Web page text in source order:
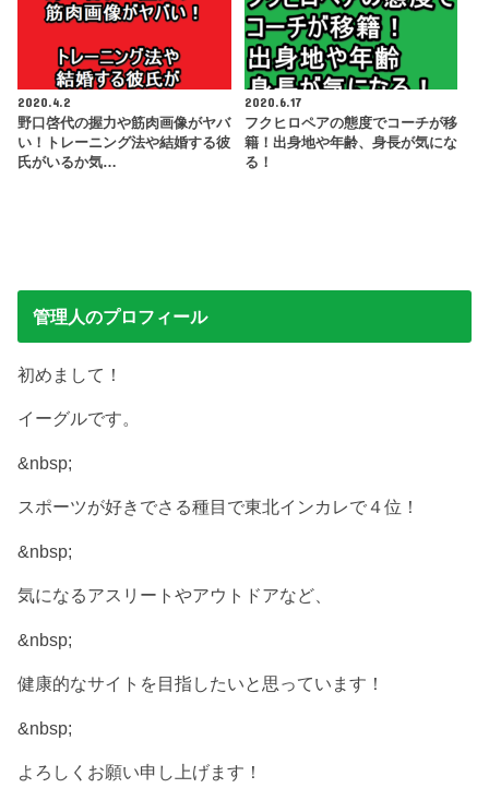
2020.4.2
野口啓代の握力や筋肉画像がヤバ
い！トレーニング法や結婚する彼
氏がいるか気…
2020.6.17
フクヒロペアの態度でコーチが移
籍！出身地や年齢、身長が気にな
る！
管理人のプロフィール
初めまして！
イーグルです。
&nbsp;
スポーツが好きでさる種目で東北インカレで４位！
&nbsp;
気になるアスリートやアウトドアなど、
&nbsp;
健康的なサイトを目指したいと思っています！
&nbsp;
よろしくお願い申し上げます！